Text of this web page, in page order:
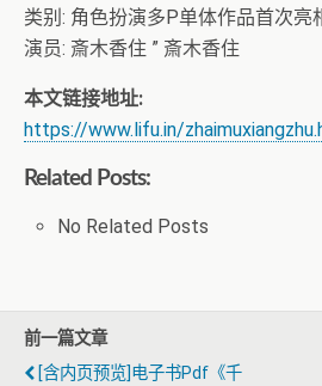
类别: 角色扮演多P单体作品首次亮
演员: 斎木香住 ” 斎木香住
本文链接地址:
https://www.lifu.in/
Related Posts:
No Related Posts
前一篇文章
[含内页预览]电子书pdf《千